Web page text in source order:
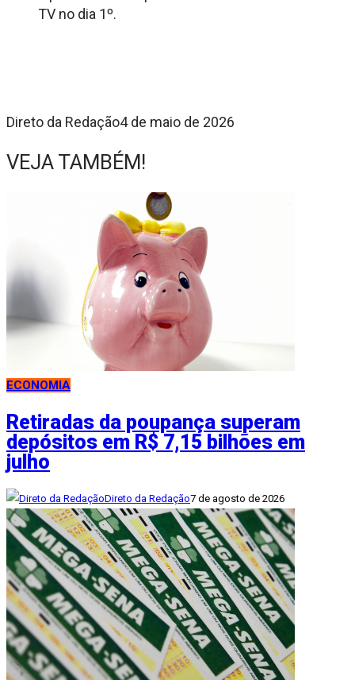
TV no dia 1º.
Direto da Redação4 de maio de 2026
VEJA TAMBÉM!
ECONOMIA
Retiradas da poupança superam
depósitos em R$ 7,15 bilhões em
julho
Direto da Redação7 de agosto de 2026